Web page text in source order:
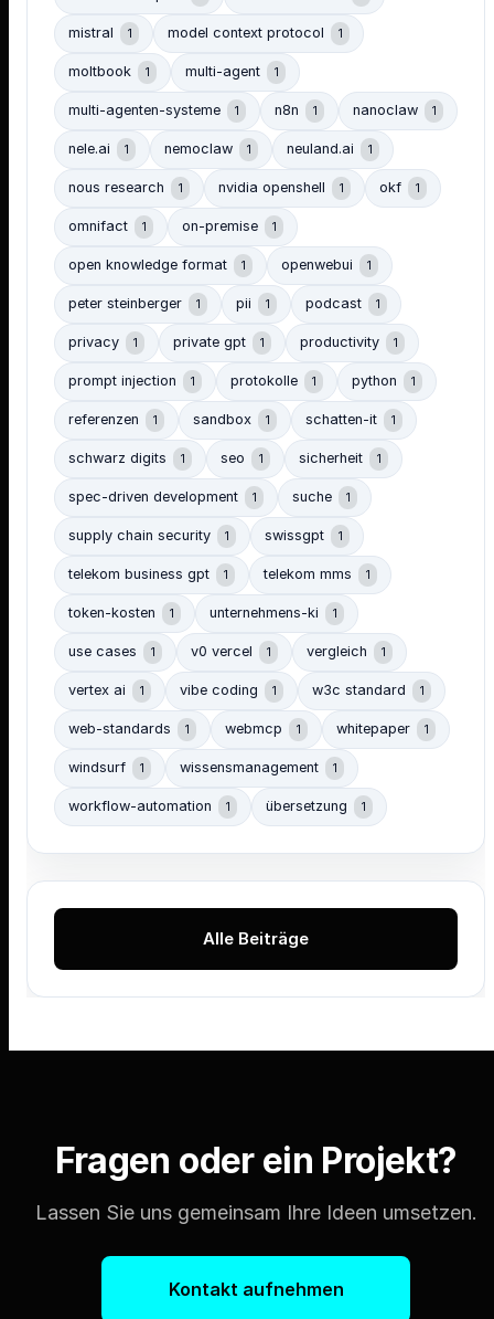
mistral 1 model context protocol 1
moltbook 1 multi-agent 1
multi-agenten-systeme 1 n8n 1 nanoclaw 1
nele.ai 1 nemoclaw 1 neuland.ai 1
nous research 1 nvidia openshell 1 okf 1
omnifact 1 on-premise 1
open knowledge format 1 openwebui 1
peter steinberger 1 pii 1 podcast 1
privacy 1 private gpt 1 productivity 1
prompt injection 1 protokolle 1 python 1
referenzen 1 sandbox 1 schatten-it 1
schwarz digits 1 seo 1 sicherheit 1
spec-driven development 1 suche 1
supply chain security 1 swissgpt 1
telekom business gpt 1 telekom mms 1
token-kosten 1 unternehmens-ki 1
use cases 1 v0 vercel 1 vergleich 1
vertex ai 1 vibe coding 1 w3c standard 1
web-standards 1 webmcp 1 whitepaper 1
windsurf 1 wissensmanagement 1
workflow-automation 1 übersetzung 1
Alle Beiträge
Fragen oder ein Projekt?
Lassen Sie uns gemeinsam Ihre Ideen umsetzen.
Kontakt aufnehmen